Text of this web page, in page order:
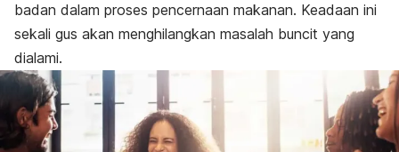
badan dalam proses pencernaan makanan. Keadaan ini
sekali gus akan menghilangkan masalah buncit yang
dialami.